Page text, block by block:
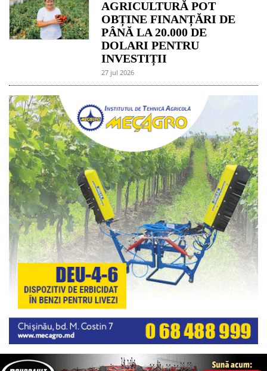
AGRICULTURĂ POT
OBȚINE FINANȚĂRI DE
PÂNĂ LA 20.000 DE
DOLARI PENTRU
INVESTIȚII
27 jul 2026